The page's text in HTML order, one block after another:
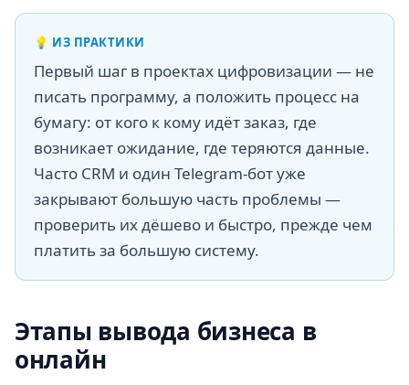
💡 ИЗ ПРАКТИКИ
Первый шаг в проектах цифровизации — не
писать программу, а положить процесс на
бумагу: от кого к кому идёт заказ, где
возникает ожидание, где теряются данные.
Часто CRM и один Telegram-бот уже
закрывают большую часть проблемы —
проверить их дёшево и быстро, прежде чем
платить за большую систему.
Этапы вывода бизнеса в
онлайн